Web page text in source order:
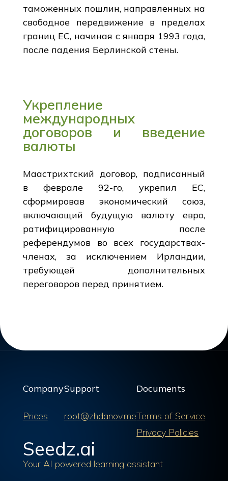
таможенных пошлин, направленных на
свободное передвижение в пределах
границ ЕС, начиная с января 1993 года,
после падения Берлинской стены.
Укрепление
международных
договоров и введение
валюты
Маастрихтский договор, подписанный
в феврале 92-го, укрепил ЕС,
сформировав экономический союз,
включающий будущую валюту евро,
ратифицированную после
референдумов во всех государствах-
членах, за исключением Ирландии,
требующей дополнительных
переговоров перед принятием.
Company
Prices
Support
root@zhdanov.me
Documents
Terms of Service
Privacy Policies
Seedz.ai
Your AI powered learning assistant